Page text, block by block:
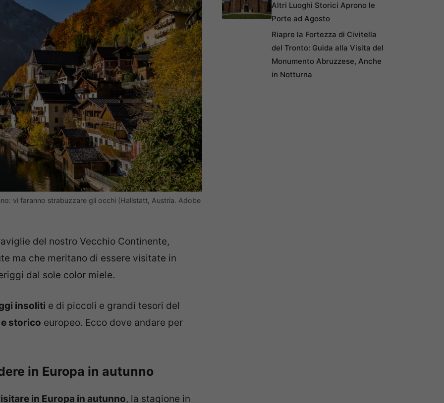
vi faranno strabuzzare gli occhi (Hallstatt, Austria. Adobe
del nostro Vecchio Continente,
ma che meritano di essere visitate in
dal sole color miele.
insoliti e di piccoli e grandi tesori del
storico europeo. Ecco dove andare per
in Europa in autunno
in Europa in autunno, la stagione in
Altri Luoghi Storici Aprono le
Porte ad Agosto
Riapre la Fortezza di Civitella
del Tronto: Guida alla Visita del
Monumento Abruzzese, Anche
in Notturna